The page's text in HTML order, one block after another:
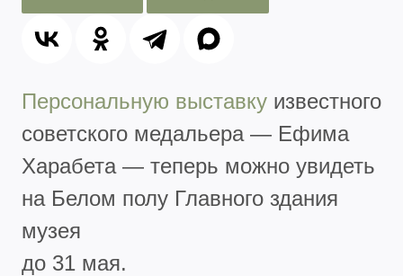
Персональную выставку известного
советского медальера — Ефима
Харабета — теперь можно увидеть
на Белом полу Главного здания
музея
до 31 мая.